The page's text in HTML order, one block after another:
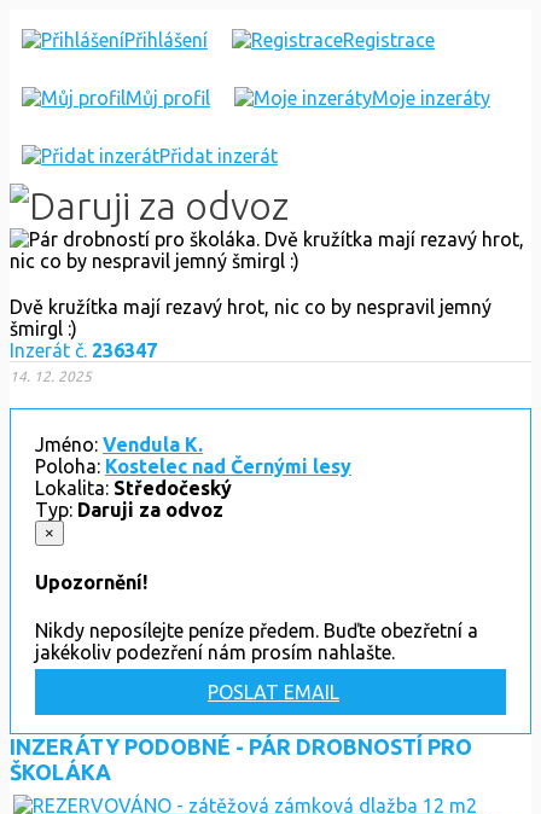
Přihlášení Registrace
Můj profil Moje inzeráty
Přidat inzerát
PÁR
PRO
Dvě kružítka mají rezavý hrot, nic co by nespravil jemný
šmirgl :)
Inzerát č. 236347
14. 12. 2025
Jméno: Vendula K.
Poloha: Kostelec nad Černými lesy
Lokalita: Středočeský
Typ: Daruji za odvoz
×
Upozornění!
Nikdy neposílejte peníze předem. Buďte obezřetní a
jakékoliv podezření nám prosím nahlašte.
POSLAT EMAIL
INZERÁTY PODOBNÉ - PÁR DROBNOSTÍ PRO
ŠKOLÁKA